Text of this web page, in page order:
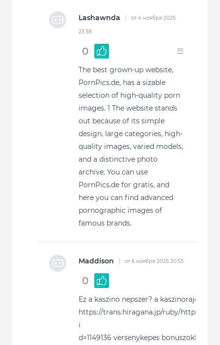
Lashawnda | от 4 ноября 2025
23:38
0
The best grown-up website,
PornPics.de, has a sizable
selection of high-quality porn
images. 1 The website stands
out because of its simple
design, large categories, high-
quality images, varied models,
and a distinctive photo
archive. You can use
PornPics.de for gratis, and
here you can find advanced
pornographic images of
famous brands.
Maddison | от 6 ноября 2025 20:55
0
Ez a kaszino nepszer? a kaszinorajongok
https://trans.hiragana.jp/ruby/https://
i
d=1149136 versenykepes bonuszokkal